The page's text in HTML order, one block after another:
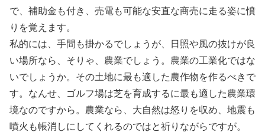
で、補助金も付き、売電も可能な安直な商売に走る姿に憤
りを覚えます。
私的には、手間も掛かるでしょうが、日照や風の抜けが良
い場所なら、そりゃ、農業でしょう。農業の工業化ではな
いでしょうか。その土地に最も適した農作物を作るべきで
す。なんせ、ゴルフ場は芝を育成するに最も適した農業環
境なのですから。農業なら、大自然は怒りを収め、地震も
噴火も帳消しにしてくれるのではと祈りながらですが。